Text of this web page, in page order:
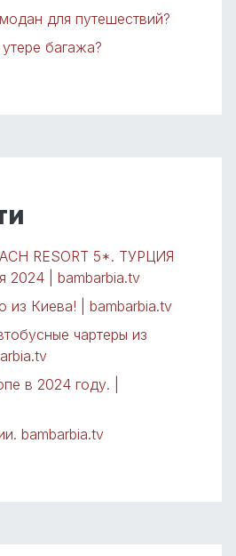
для путешествий?
багажа?
RESORT 5*. ТУРЦИЯ
2024 | bambarbia.tv
из Киева! | bambarbia.tv
чартеры из
в 2024 году. |
bambarbia.tv